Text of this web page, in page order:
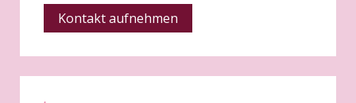
Kontakt aufnehmen